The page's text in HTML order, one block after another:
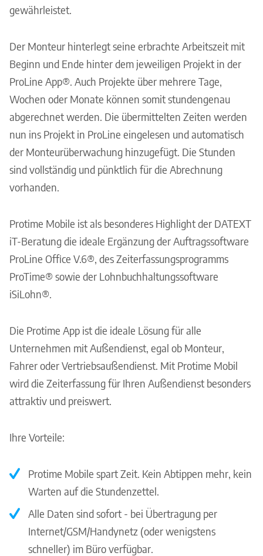
gewährleistet.
Der Monteur hinterlegt seine erbrachte Arbeitszeit mit
Beginn und Ende hinter dem jeweiligen Projekt in der
ProLine App®. Auch Projekte über mehrere Tage,
Wochen oder Monate können somit stundengenau
abgerechnet werden. Die übermittelten Zeiten werden
nun ins Projekt in ProLine eingelesen und automatisch
der Monteurüberwachung hinzugefügt. Die Stunden
sind vollständig und pünktlich für die Abrechnung
vorhanden.
Protime Mobile ist als besonderes Highlight der DATEXT
iT-Beratung die ideale Ergänzung der Auftragssoftware
ProLine Office V.6®, des Zeiterfassungsprogramms
ProTime® sowie der Lohnbuchhaltungssoftware
iSiLohn®.
Die Protime App ist die ideale Lösung für alle
Unternehmen mit Außendienst, egal ob Monteur,
Fahrer oder Vertriebsaußendienst. Mit Protime Mobil
wird die Zeiterfassung für Ihren Außendienst besonders
attraktiv und preiswert.
Ihre Vorteile:
Protime Mobile spart Zeit. Kein Abtippen mehr, kein
Warten auf die Stundenzettel.
Alle Daten sind sofort - bei Übertragung per
Internet/GSM/Handynetz (oder wenigstens
schneller) im Büro verfügbar.